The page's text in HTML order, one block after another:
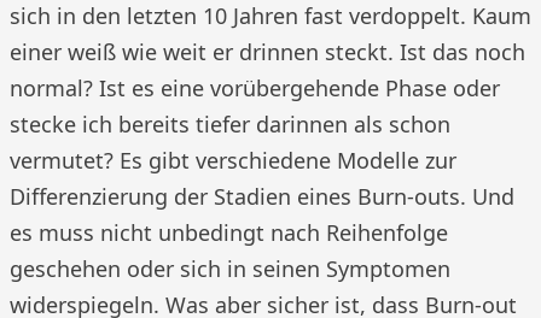
sich in den letzten 10 Jahren fast verdoppelt. Kaum
einer weiß wie weit er drinnen steckt. Ist das noch
normal? Ist es eine vorübergehende Phase oder
stecke ich bereits tiefer darinnen als schon
vermutet? Es gibt verschiedene Modelle zur
Differenzierung der Stadien eines Burn-outs. Und
es muss nicht unbedingt nach Reihenfolge
geschehen oder sich in seinen Symptomen
widerspiegeln. Was aber sicher ist, dass Burn-out